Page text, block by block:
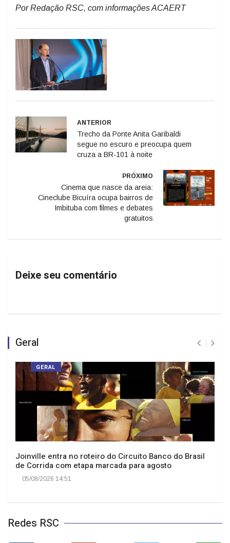
Por Redação RSC, com informações ACAERT
ANTERIOR
Trecho da Ponte Anita Garibaldi
segue no escuro e preocupa quem
cruza a BR-101 à noite
PRÓXIMO
Cinema que nasce da areia:
Cineclube Bicuíra ocupa bairros de
Imbituba com filmes e debates
gratuitos
Deixe seu comentário
Geral
GERAL
Joinville entra no roteiro do Circuito Banco do Brasil
de Corrida com etapa marcada para agosto
05/08/2026 14:51
Redes RSC